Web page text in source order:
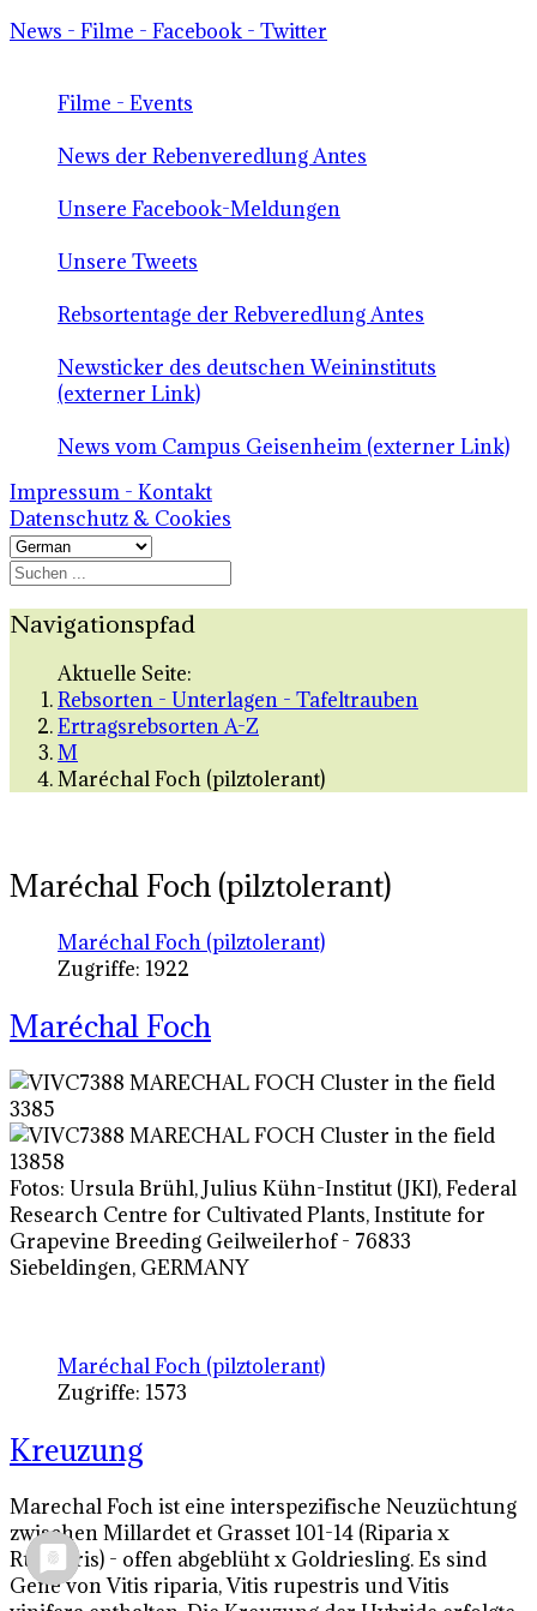
News - Filme - Facebook - Twitter
Filme - Events
News der Rebenveredlung Antes
Unsere Facebook-Meldungen
Unsere Tweets
Rebsortentage der Rebveredlung Antes
Newsticker des deutschen Weininstituts
(externer Link)
News vom Campus Geisenheim (externer Link)
Impressum - Kontakt
Datenschutz & Cookies
Navigationspfad
Aktuelle Seite:
Rebsorten - Unterlagen - Tafeltrauben
Ertragsrebsorten A-Z
M
Maréchal Foch (pilztolerant)
Maréchal Foch (pilztolerant)
Maréchal Foch (pilztolerant)
Zugriffe: 1922
Maréchal Foch
Fotos: Ursula Brühl, Julius Kühn-Institut (JKI), Federal
Research Centre for Cultivated Plants, Institute for
Grapevine Breeding Geilweilerhof - 76833
Siebeldingen, GERMANY
Maréchal Foch (pilztolerant)
Zugriffe: 1573
Kreuzung
Marechal Foch ist eine interspezifische Neuzüchtung
zwischen Millardet et Grasset 101-14 (Riparia x
Rupestris) - offen abgeblüht x Goldriesling. Es sind
Gene von Vitis riparia, Vitis rupestris und Vitis